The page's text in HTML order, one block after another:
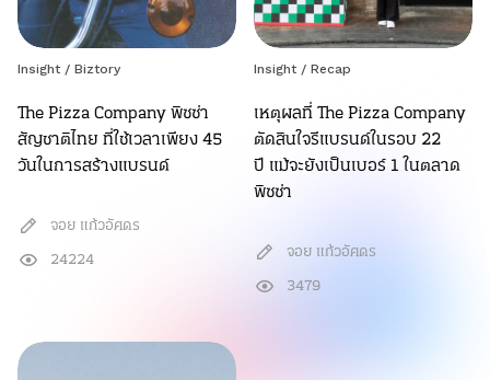
Insight / Biztory
The Pizza Company พิซซ่า
สัญชาติไทย ที่ใช้เวลาเพียง 45
วันในการสร้างแบรนด์
จอย แก้วอัศดร
24224
Insight / Recap
เหตุผลที่ The Pizza Company
ตัดสินใจรีแบรนด์ในรอบ 22
ปี แม้จะยังเป็นเบอร์ 1 ในตลาด
พิซซ่า
จอย แก้วอัศดร
3479